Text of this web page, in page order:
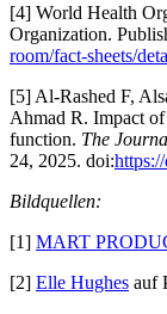
[4] World Health
Organization.
room/fact-sheets/
[5] Al-Rashed F,
Ahmad R. Impact of
function. The
24, 2025. doi:
Bildquellen:
[1] MART
[2] Elle Hughes auf